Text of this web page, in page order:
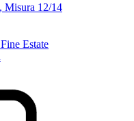
Misura 12/14
Estate